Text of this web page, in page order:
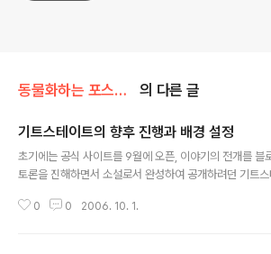
동물화하는 포스트모던 의 다른 글
기트스테이트의 향후 진행과 배경 설정
초기에는 공식 사이트를 9월에 오픈, 이야기의 전개를 블
토론을 진해하면서 소설로서 완성하여 공개하려던 기트
위하여 소설과 설정이 조합되는 방향으로 진행이 되는 듯
0 0 2006. 10. 1.